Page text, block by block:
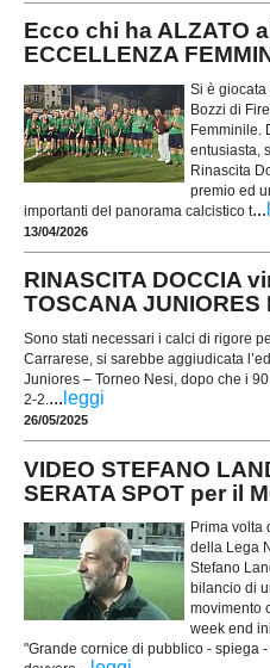
Ecco chi ha ALZATO
ECCELLENZA
Si è
Bozzi di
Femminile.
entusiasta,
Rinascita
premio ed
importanti del panorama calcistico t...
13/04/2026
RINASCITA DOCCIA
TOSCANA JUNIORES
Sono stati necessari i calci di rigore
Carrarese, si sarebbe aggiudicata
Juniores – Torneo Nesi, dopo che i
2-2.... leggi
26/05/2025
VIDEO STEFANO
SERATA SPOT per il
Prima volta
della Lega
Stefano
bilancio di
movimento
week end
"Grande cornice di pubblico - spiega